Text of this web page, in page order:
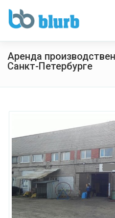
Аренда
Санкт-Петербурге